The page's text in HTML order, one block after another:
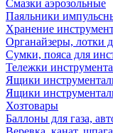
Смазки аэрозольные
Паяльники
Хранение
Органайзеры, лотки
Сумки, пояса для
Тележки
Ящики
Ящики
Хозтовары
Баллоны для газа,